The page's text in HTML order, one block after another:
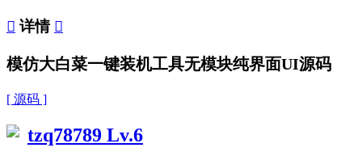
 详情 
模仿大白菜一键装机工具无模块纯界面UI源码
[ 源码 ]
tzq78789 Lv.6